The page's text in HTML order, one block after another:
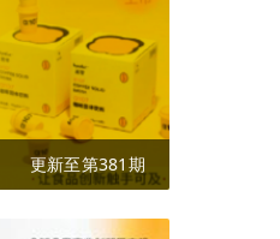
更新至第381期